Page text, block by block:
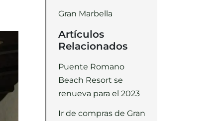
Gran Marbella
Artículos
Relacionados
Puente Romano
Beach Resort se
renueva para el 2023
Ir de compras de Gran